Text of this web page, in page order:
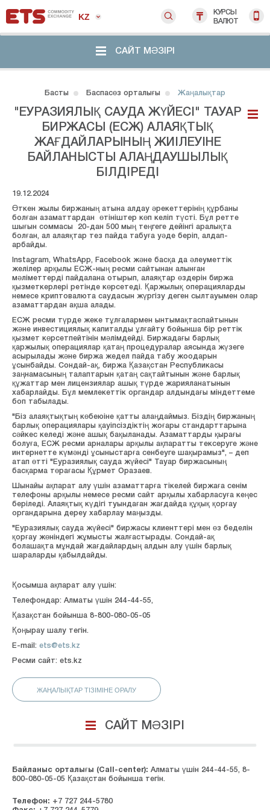
KZ
КУРСЫ
ВАЛЮТ
САЙТ МӘЗІРІ
Басты Баспасөз орталығы Жаңалықтар
"ЕУРАЗИЯЛЫҚ САУДА ЖҮЙЕСІ" ТАУАР
БИРЖАСЫ (ЕСЖ) АЛАЯҚТЫҚ
ЖАҒДАЙЛАРЫНЫҢ ЖИІЛЕУІНЕ
БАЙЛАНЫСТЫ АЛАҢДАУШЫЛЫҚ
БІЛДІРЕДІ
19.12.2024
Өткен жылы биржаның атына алдау әрекеттерінің құрбаны
болған азаматтардан өтініштер көп келіп түсті. Бұл ретте
шығын соммасы 20-дан 500 мың теңгеге дейінгі аралықта
болған, ал алаяқтар тез пайда табуға уәде беріп, алдап-
арбайды.
Instagram, WhatsApp, Facebook және басқа да әлеуметтік
желілер арқылы ЕСЖ-ның ресми сайтынан алынған
мәліметтерді пайдалана отырып, алаяқтар өздерін биржа
қызметкерлері ретінде көрсетеді. Қаржылық операцияларды
немесе криптовалюта саудасын жүргізу деген сылтауымен олар
азаматтардан ақша алады.
ЕСЖ ресми түрде жеке тұлғалармен ынтымақтаспайтынын
және инвестициялық капиталды ұлғайту бойынша бір реттік
қызмет көрсетпейтінін мәлімдейді. Биржадағы барлық
қаржылық операциялар қатаң процедуралар аясында жүзеге
асырылады және биржа жедел пайда табу жоодарын
ұсынбайды. Сондай-ақ, биржа Қазақстан Республикасы
заңнамасының талаптарын қатаң сақтайтынын және барлық
құжаттар мен лицензиялар ашық түрде жарияланатынын
хабарлайды. Бұл мемлекеттік органдар алдындағы міндеттеме
боп табылады.
"Біз алаяқтықтың көбеюіне қатты алаңдаймыз. Біздің биржаның
барлық операциялары қауіпсіздіктің жоғары стандарттарына
сәйкес келеді және ашық бақыланады. Азаматтарды қырағы
болуға, ЕСЖ ресми арналары арқылы ақпаратты тексеруге және
интернетте күмәнді ұсыныстарға сенбеуге шақырамыз", – деп
атап өтті "Еуразиялық сауда жүйесі" Тауар биржасының
басқарма төрағасы Құрмет Оразаев.
Шынайы ақпарат алу үшін азаматтарға тікелей биржаға сенім
телефоны арқылы немесе ресми сайт арқылы хабарласуға кеңес
беріледі. Алаяқтық күдігі туындаған жағдайда құқық қорғау
органдарына дереу хабарлау маңызды.
"Еуразиялық сауда жүйесі" биржасы клиенттері мен өз беделін
қорғау жөніндегі жұмысты жалғастырады. Сондай-ақ
болашақта мұндай жағдайлардың алдын алу үшін барлық
шараларды қабылдайды.
Қосымша ақпарат алу үшін:
Телефондар: Алматы үшін 244-44-55,
Қазақстан бойынша 8-800-080-05-05
Қоңырау шалу тегін.
E-mail: ets@ets.kz
Ресми сайт: ets.kz
ЖАҢАЛЫҚТАР ТІЗІМІНЕ ОРАЛУ
САЙТ МӘЗІРІ
Байланыс орталығы (Сall-center): Алматы үшін 244-44-55, 8-
800-080-05-05 Қазақстан бойынша тегін.
Телефон: +7 727 244-5780